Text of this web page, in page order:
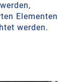
Elementen
werden.